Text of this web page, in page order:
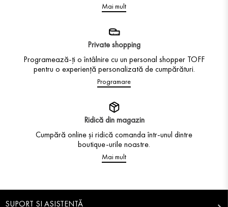
Mai mult
Private shopping
Programează-ți o întâlnire cu un personal shopper TOFF
pentru o experiență personalizată de cumpărături.
Programare
Ridică din magazin
Cumpără online și ridică comanda într-unul dintre
boutique-urile noastre.
Mai mult
SUPORT ȘI ASISTENȚĂ